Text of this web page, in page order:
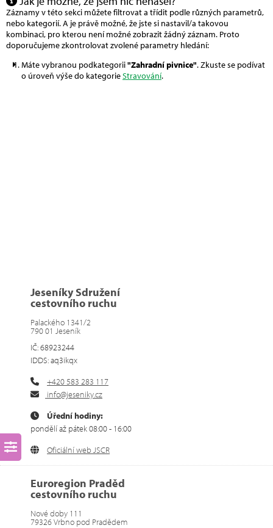
Záznamy v této sekci můžete filtrovat a třídit podle různých parametrů,
nebo kategorií. A je právě možné, že jste si nastavil/a takovou
kombinaci, pro kterou není možné zobrazit žádný záznam. Proto
doporučujeme zkontrolovat zvolené parametry hledání:
Máte vybranou podkategorii"Zahradní pivnice". Zkuste se podívat
o úroveň výše do kategorieStravování.
Jeseníky Sdružení
cestovního ruchu
Palackého 1341/2
790 01 Jeseník
IČ: 68923244
IDDS: aq3ikqx
+420 583 283 117
info@jeseniky.cz
Úřední hodiny:
pondělí až pátek 08:00 - 16:00
Oficiální web JSCR
Euroregion Praděd
cestovního ruchu
Nové doby 111
79326 Vrbno pod Pradědem